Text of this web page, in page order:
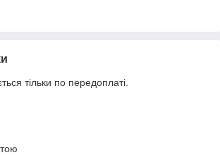
тільки по передоплаті.